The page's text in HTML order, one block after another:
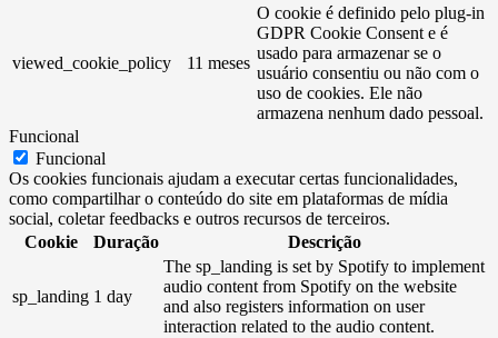
viewed_cookie_policy 11 meses
O cookie é definido pelo plug-in
GDPR Cookie Consent e é
usado para armazenar se o
usuário consentiu ou não com o
uso de cookies. Ele não
armazena nenhum dado pessoal.
Funcional
Funcional
Os cookies funcionais ajudam a executar certas funcionalidades,
como compartilhar o conteúdo do site em plataformas de mídia
social, coletar feedbacks e outros recursos de terceiros.
Cookie
Duração Descrição
sp_landing 1 day
The sp_landing is set by Spotify to implement
audio content from Spotify on the website
and also registers information on user
interaction related to the audio content.